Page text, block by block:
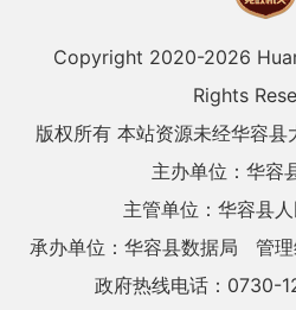
Copyright 2020-2026
Rights
版权所有 本站资源未经华容
主办单位：华容
主管单位：华容县
承办单位：华容县数据局
管
政府热线电话：0730-